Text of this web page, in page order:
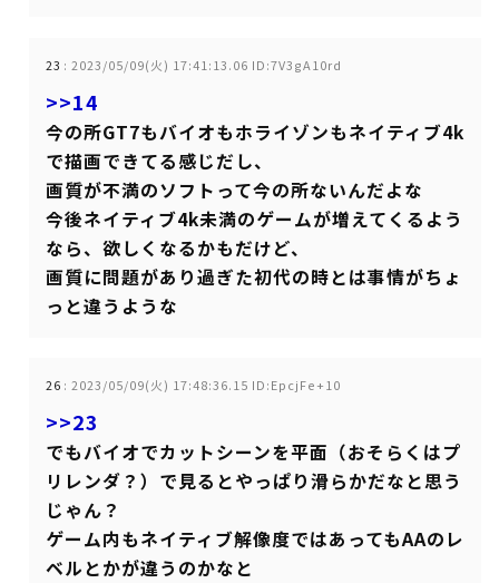
23 : 2023/05/09(火) 17:41:13.06 ID:7V3gA10rd
>>14
今の所GT7もバイオもホライゾンもネイティブ4k
で描画できてる感じだし、
画質が不満のソフトって今の所ないんだよな
今後ネイティブ4k未満のゲームが増えてくるよう
なら、欲しくなるかもだけど、
画質に問題があり過ぎた初代の時とは事情がちょ
っと違うような
26 : 2023/05/09(火) 17:48:36.15 ID:EpcjFe+10
>>23
でもバイオでカットシーンを平面（おそらくはプ
リレンダ？）で見るとやっぱり滑らかだなと思う
じゃん？
ゲーム内もネイティブ解像度ではあってもAAのレ
ベルとかが違うのかなと